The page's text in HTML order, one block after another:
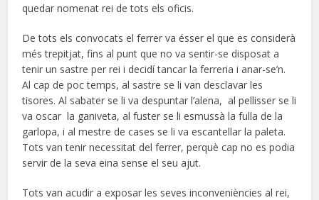
quedar nomenat rei de tots els oficis.
De tots els convocats el ferrer va ésser el que es considerà
més trepitjat, fins al punt que no va sentir-se disposat a
tenir un sastre per rei i decidí tancar la ferreria i anar-se’n.
Al cap de poc temps, al sastre se li van desclavar les
tisores. Al sabater se li va despuntar l’alena, al pellisser se li
va oscar la ganiveta, al fuster se li esmussà la fulla de la
garlopa, i al mestre de cases se li va escantellar la paleta.
Tots van tenir necessitat del ferrer, perquè cap no es podia
servir de la seva eina sense el seu ajut.
Tots van acudir a exposar les seves inconveniències al rei,